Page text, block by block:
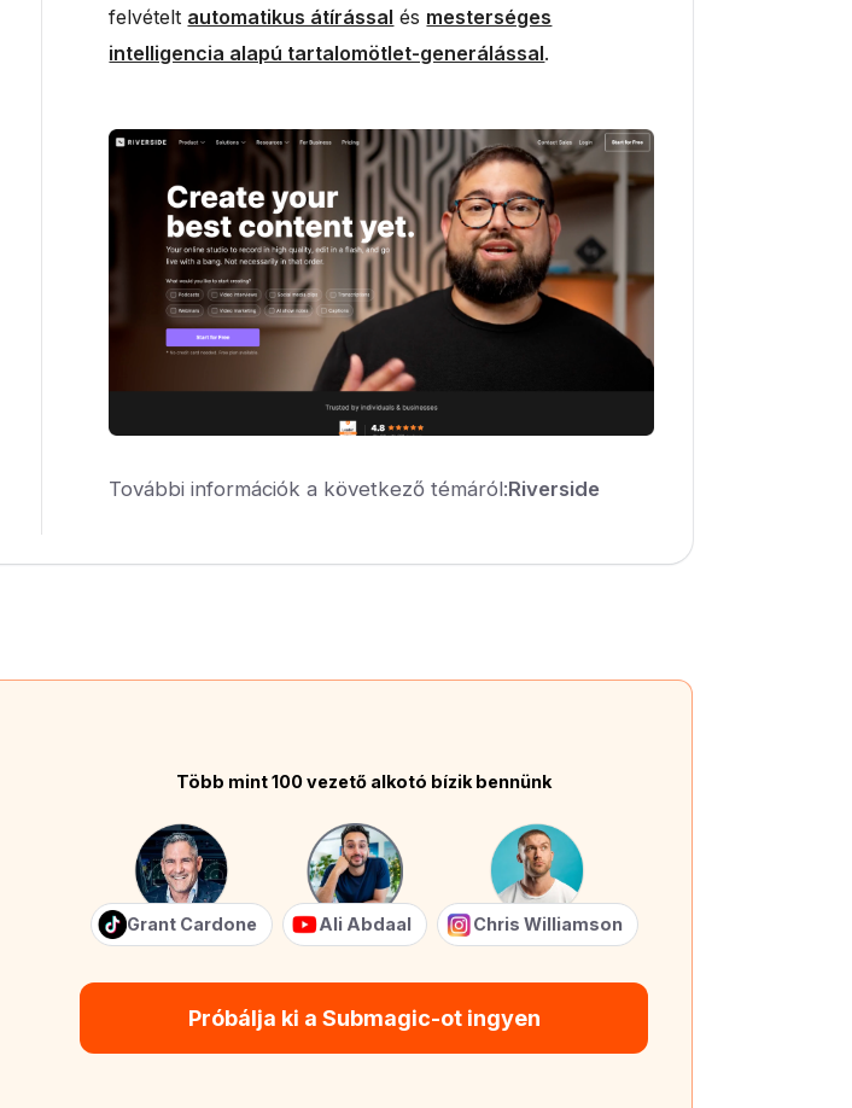
felvételt automatikus átírással és mesterséges
intelligencia alapú tartalomötlet-generálással.
További információk a következő témáról:Riverside
Több mint 100 vezető alkotó bízik bennünk
Grant Cardone Ali Abdaal Chris Williamson
Próbálja ki a Submagic-ot ingyen